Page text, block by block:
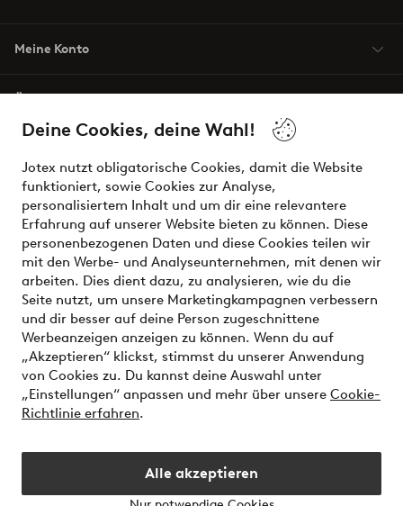
Deine Cookies, deine Wahl!
Jotex nutzt obligatorische Cookies, damit die Website
funktioniert, sowie Cookies zur Analyse,
personalisiertem Inhalt und um dir eine relevantere
Erfahrung auf unserer Website bieten zu können. Diese
personenbezogenen Daten und diese Cookies teilen wir
mit den Werbe- und Analyseunternehmen, mit denen wir
arbeiten. Dies dient dazu, zu analysieren, wie du die
Seite nutzt, um unsere Marketingkampagnen verbessern
und dir besser auf deine Person zugeschnittene
Werbeanzeigen anzeigen zu können. Wenn du auf
„Akzeptieren“ klickst, stimmst du unserer Anwendung
von Cookies zu. Du kannst deine Auswahl unter
„Einstellungen“ anpassen und mehr über unsere Cookie-
Richtlinie erfahren.
Alle akzeptieren
Meine Konto
Bedingungen
Sichere Zahlungen - Jetzt bezahlen oder aufteilen
Möchtest du mehr über unsere
Zahlungsmöglichkeitenerfahren?